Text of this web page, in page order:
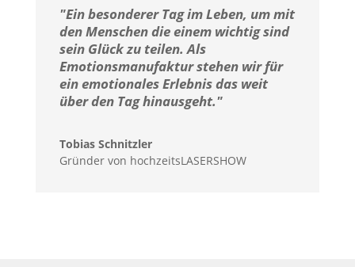
"Ein besonderer Tag im Leben, um mit
den Menschen die einem wichtig sind
sein Glück zu teilen. Als
Emotionsmanufaktur stehen wir für
ein emotionales Erlebnis das weit
über den Tag hinausgeht."
Tobias Schnitzler
Gründer von hochzeitsLASERSHOW